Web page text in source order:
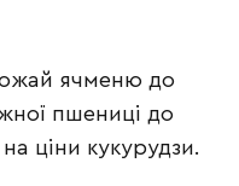
ячменю до
пшениці до
ціни кукурудзи.